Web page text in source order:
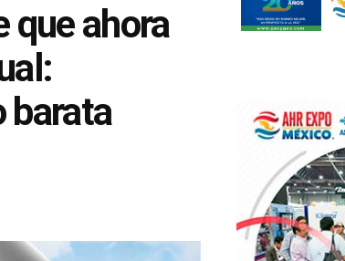
que ahora
barata